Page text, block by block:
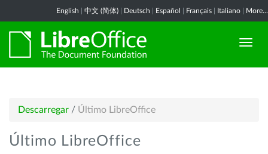
English 中文 (简体) Deutsch Español Français Italiano More...
Descarregar / Último LibreOffice
Último LibreOffice